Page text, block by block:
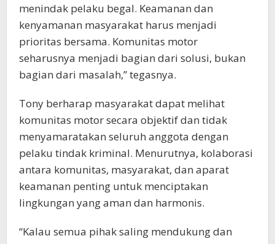
menindak pelaku begal. Keamanan dan
kenyamanan masyarakat harus menjadi
prioritas bersama. Komunitas motor
seharusnya menjadi bagian dari solusi, bukan
bagian dari masalah,” tegasnya.
Tony berharap masyarakat dapat melihat
komunitas motor secara objektif dan tidak
menyamaratakan seluruh anggota dengan
pelaku tindak kriminal. Menurutnya, kolaborasi
antara komunitas, masyarakat, dan aparat
keamanan penting untuk menciptakan
lingkungan yang aman dan harmonis.
“Kalau semua pihak saling mendukung dan